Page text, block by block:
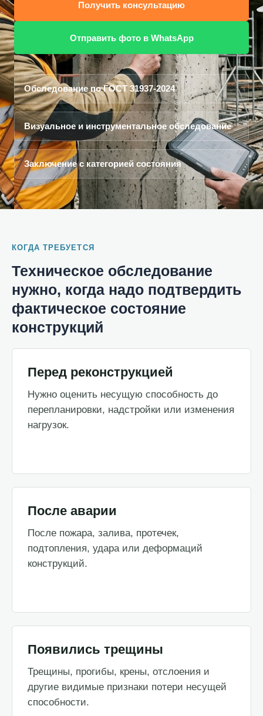
Получить консультацию
Отправить фото в WhatsApp
Обследование по ГОСТ 31937-2024
Визуальное и инструментальное обследование
Заключение с категорией состояния
КОГДА ТРЕБУЕТСЯ
Техническое обследование
нужно, когда надо подтвердить
фактическое состояние
конструкций
Перед реконструкцией
Нужно оценить несущую способность до
перепланировки, надстройки или изменения
нагрузок.
После аварии
После пожара, залива, протечек,
подтопления, удара или деформаций
конструкций.
Появились трещины
Трещины, прогибы, крены, отслоения и
другие видимые признаки потери несущей
способности.